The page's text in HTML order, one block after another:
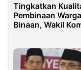
Tingkatkan
Pembinaan Warga
Binaan, Wakil
Center